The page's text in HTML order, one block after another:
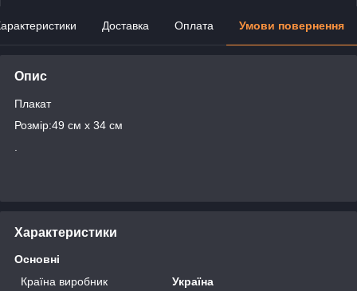
Доставка Оплата Умови повернення
Опис
Плакат
Розмір:49 см х 34 см
Характеристики
Основні
Країна виробник
Україна